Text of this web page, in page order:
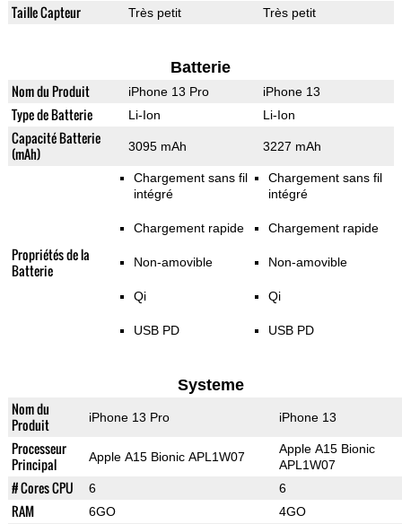
Taille Capteur Très petit Très petit
Batterie
Nom du Produit iPhone 13 Pro iPhone 13
Type de Batterie Li-Ion Li-Ion
Capacité Batterie
(mAh)
3095 mAh 3227 mAh
Propriétés de la
Batterie
Chargement sans fil
intégré
Chargement rapide
Non-amovible
Qi
USB PD
Chargement sans fil
intégré
Chargement rapide
Non-amovible
Qi
USB PD
Systeme
Nom du
Produit
iPhone 13 Pro iPhone 13
Processeur
Principal
Apple A15 Bionic APL1W07
Apple A15 Bionic
APL1W07
# Cores CPU 6 6
RAM 6GO 4GO